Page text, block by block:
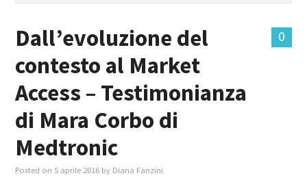
MASTER IN FOOD & BEVERAGE
GIURISTI IN AZIENDA
TUTTI
0
Dall’evoluzione del
contesto al Market
Access – Testimonianza
di Mara Corbo di
Medtronic
Posted on 5 aprile 2016 by Diana Fanzini